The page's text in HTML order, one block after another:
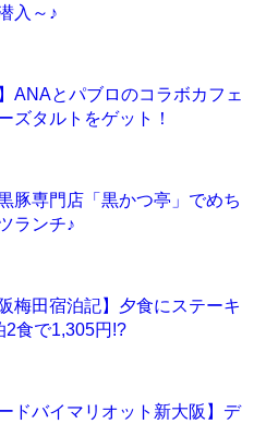
入～♪
ANAとパブロのコラボカフェ
ズタルトをゲット！
豚専門店「黒かつ亭」でめち
ランチ♪
梅田宿泊記】夕食にステーキ
2食で1,305円!?
ドバイマリオット新大阪】デ